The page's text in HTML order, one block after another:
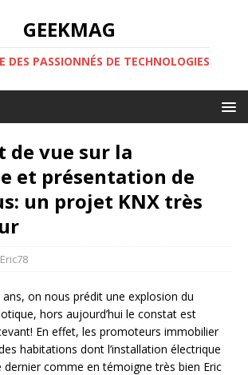
GEEKMAG
DES PASSIONNÉS DE TECHNOLOGIES
de vue sur la
et présentation de
un projet KNX très
Eric78
ans, on nous prédit une explosion du
hors aujourd’hui le constat est
En effet, les promoteurs immobilier
habitations dont l’installation électrique
dernier comme en témoigne très bien Eric